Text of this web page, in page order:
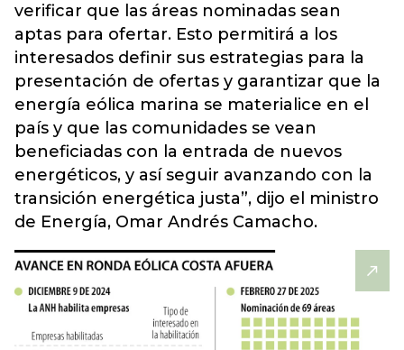
verificar que las áreas nominadas sean
aptas para ofertar. Esto permitirá a los
interesados definir sus estrategias para la
presentación de ofertas y garantizar que la
energía eólica marina se materialice en el
país y que las comunidades se vean
beneficiadas con la entrada de nuevos
energéticos, y así seguir avanzando con la
transición energética justa”, dijo el ministro
de Energía, Omar Andrés Camacho.